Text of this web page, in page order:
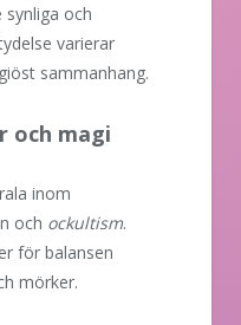
och
varierar
sammanhang.
och magi
inom
och ockultism.
för balansen
mörker.